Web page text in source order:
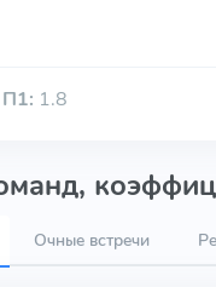
П1: 1.8
Очные встречи